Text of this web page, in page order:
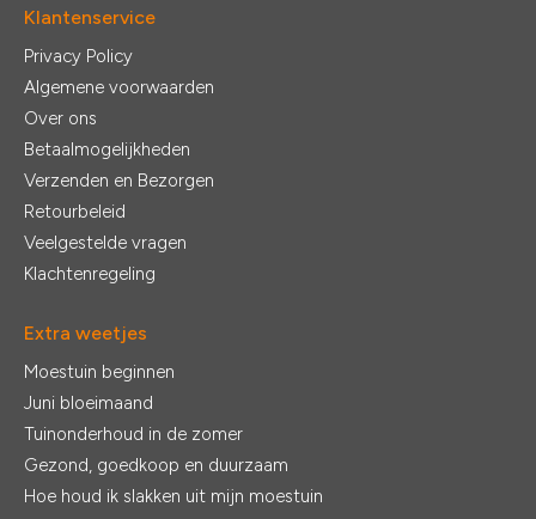
Klantenservice
Privacy Policy
Algemene voorwaarden
Over ons
Betaalmogelijkheden
Verzenden en Bezorgen
Retourbeleid
Veelgestelde vragen
Klachtenregeling
Extra weetjes
Moestuin beginnen
Juni bloeimaand
Tuinonderhoud in de zomer
Gezond, goedkoop en duurzaam
Hoe houd ik slakken uit mijn moestuin